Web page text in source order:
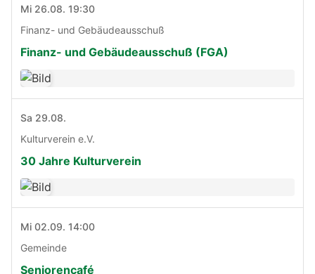
Mi 26.08. 19:30
Finanz- und Gebäudeausschuß
Finanz- und Gebäudeausschuß (FGA)
Sa 29.08.
Kulturverein e.V.
30 Jahre Kulturverein
Mi 02.09. 14:00
Gemeinde
Seniorencafé